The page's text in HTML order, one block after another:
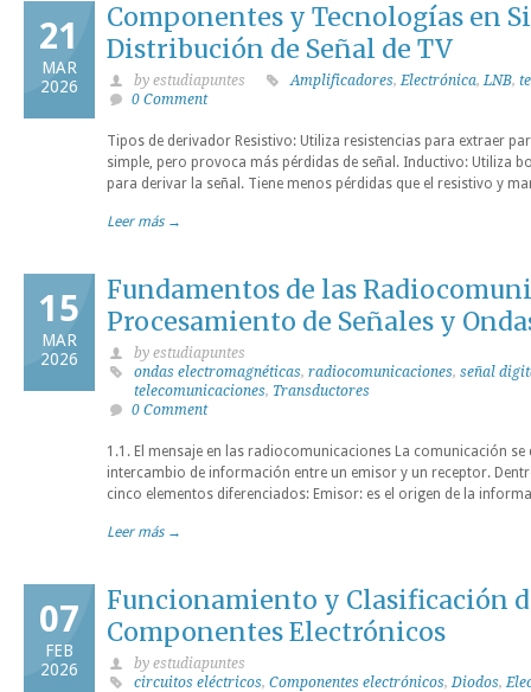
21
MAR
2026
Componentes y Tecnologías en
Distribución de Señal de TV
by estudiapuntes Amplificadores,Electrónica,LNB,
0 Comment
Tipos de derivador Resistivo: Utiliza resistencias para extraer
simple, pero provoca más pérdidas de señal. Inductivo: Utiliza
para derivar la señal. Tiene menos pérdidas que el resistivo y
Leer más →
15
MAR
2026
Fundamentos de las
Procesamiento de Señales y
by estudiapuntes
ondas electromagnéticas, radiocomunicaciones, señal
telecomunicaciones, Transductores
0 Comment
1.1. El mensaje en las radiocomunicaciones La comunicación
intercambio de información entre un emisor y un receptor.
cinco elementos diferenciados: Emisor: es el origen de la
Leer más →
07
FEB
2026
Funcionamiento y Clasificación
Componentes Electrónicos
by estudiapuntes
circuitos eléctricos, Componentes electrónicos,Diodos,